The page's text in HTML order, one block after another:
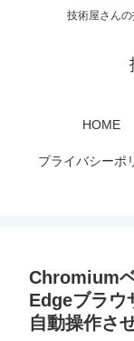
技術屋さんの
HOME
プライバシーポ
Chromium
Edgeブラ
自動操作さ